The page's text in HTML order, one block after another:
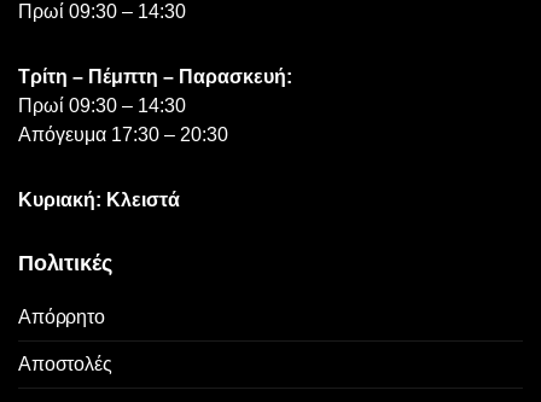
Πρωί 09:30 – 14:30
Τρίτη – Πέμπτη – Παρασκευή:
Πρωί 09:30 – 14:30
Απόγευμα 17:30 – 20:30
Κυριακή: Κλειστά
Πολιτικές
Απόρρητο
Αποστολές